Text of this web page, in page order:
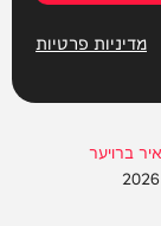
מדיניות פרטיות
ברויער